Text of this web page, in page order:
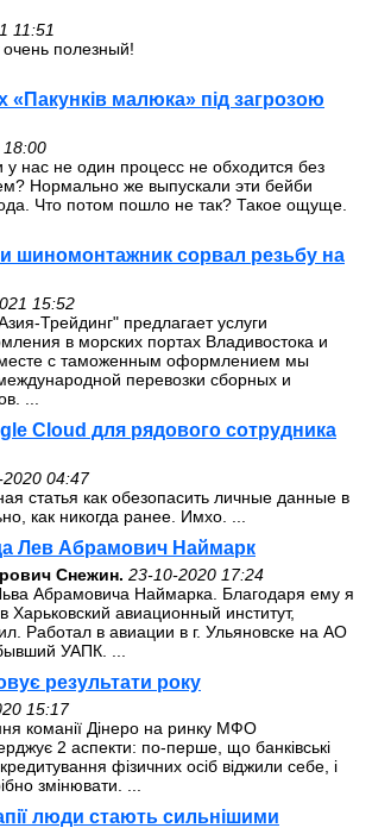
11:51
полезный!
«Пакунків малюка» під загрозою
18:00
нас не один процесс не обходится без
Нормально же выпускали эти бейби
Что потом пошло не так? Такое ощуще.
шиномонтажник сорвал резьбу на
15:52
Трейдинг" предлагает услуги
в морских портах Владивостока и
с таможенным оформлением мы
перевозки сборных и
...
Cloud для рядового сотрудника
04:47
статья как обезопасить личные данные в
как никогда ранее. Имхо. ...
Лев Абрамович Наймарк
Снежин. 23-10-2020 17:24
Абрамовича Наймарка. Благодаря ему я
Харьковский авиационный институт,
Работал в авиации в г. Ульяновске на АО
УАПК. ...
результати року
15:17
команії Дінеро на ринку МФО
2 аспекти: по-перше, що банківські
фізичних осіб віджили себе, і
змінювати. ...
люди стають сильнішими